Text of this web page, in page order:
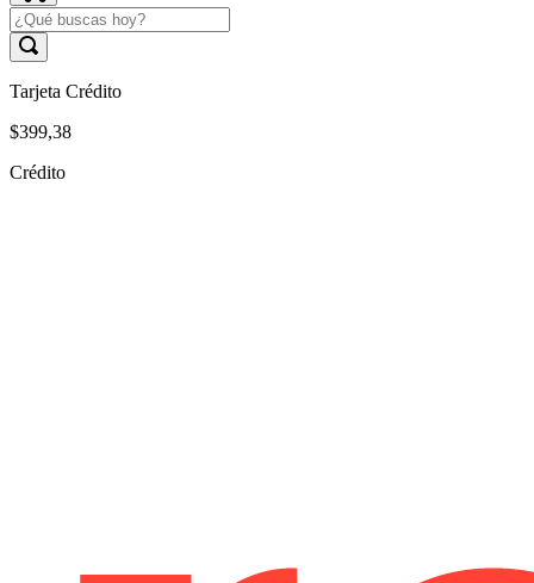
Tarjeta Crédito
$399,38
Crédito